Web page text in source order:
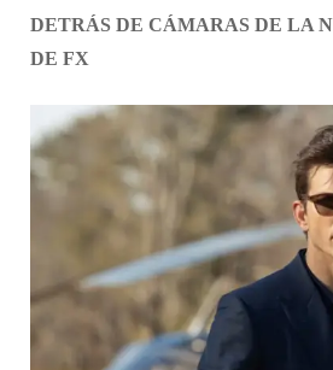
DETRÁS DE CÁMARAS DE LA
DE FX